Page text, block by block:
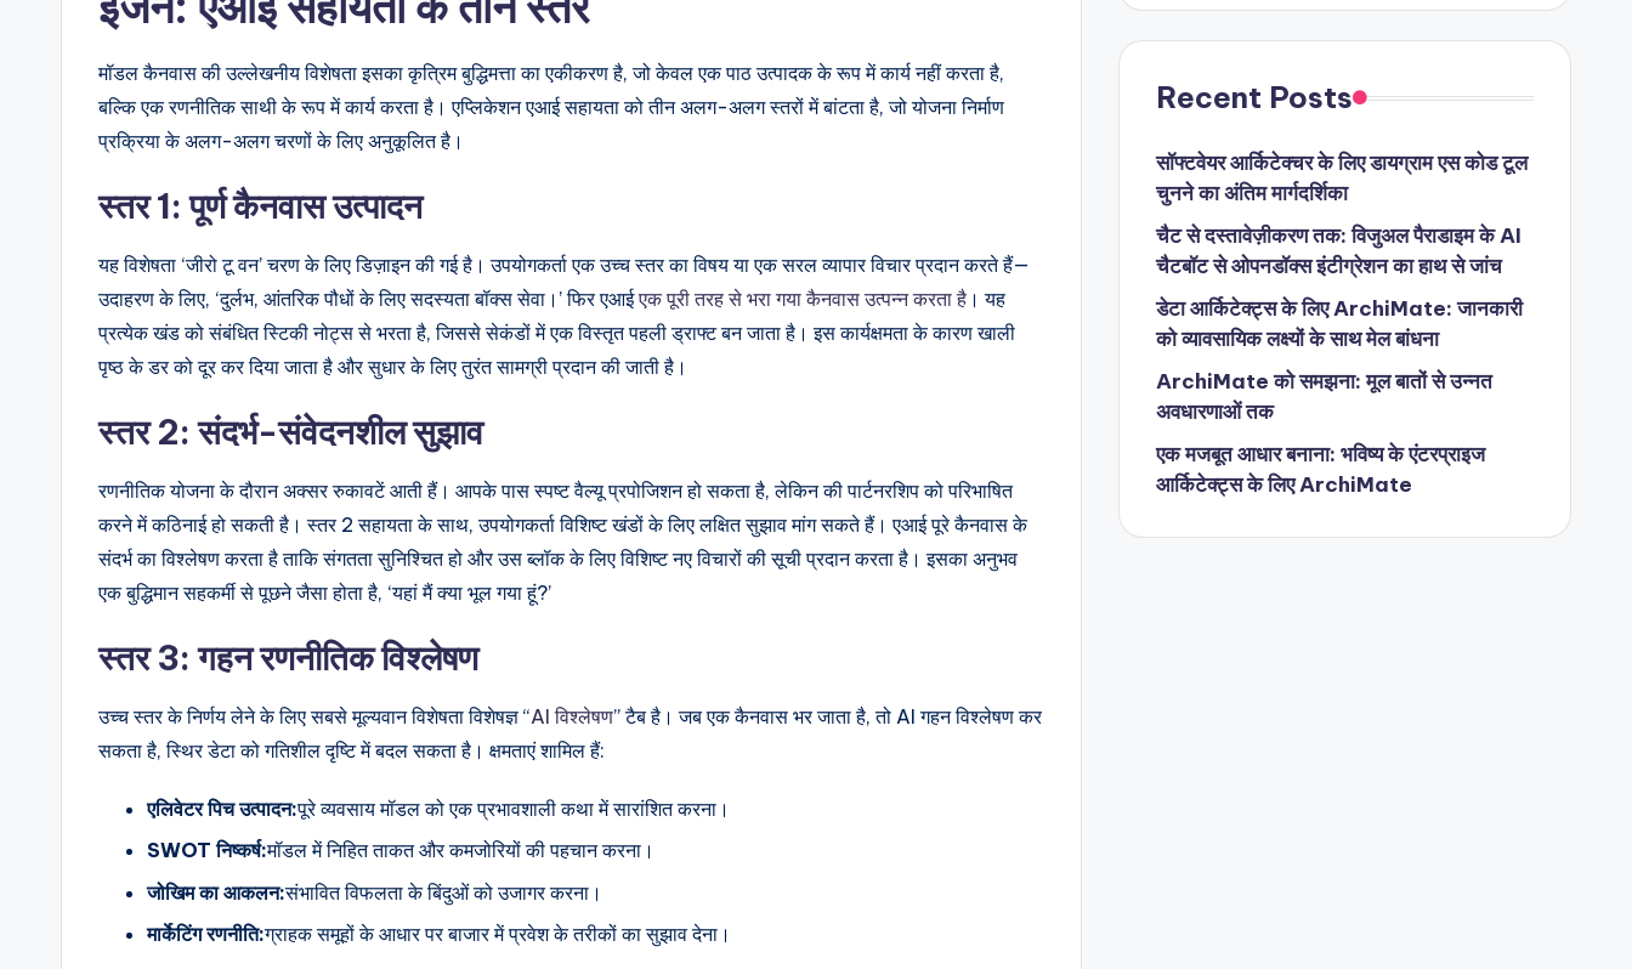
मॉडल कैनवास की उल्लेखनीय विशेषता इसका कृत्रिम बुद्धिमत्ता का एकीकरण है, जो केवल एक पाठ उत्पादक के रूप में कार्य नहीं करता है,
बल्कि एक रणनीतिक साथी के रूप में कार्य करता है। एप्लिकेशन एआई सहायता को तीन अलग-अलग स्तरों में बांटता है, जो योजना निर्माण
प्रक्रिया के अलग-अलग चरणों के लिए अनुकूलित है।
स्तर 1: पूर्ण कैनवास उत्पादन
यह विशेषता ‘जीरो टू वन’ चरण के लिए डिज़ाइन की गई है। उपयोगकर्ता एक उच्च स्तर का विषय या एक सरल व्यापार विचार प्रदान करते हैं—
उदाहरण के लिए, ‘दुर्लभ, आंतरिक पौधों के लिए सदस्यता बॉक्स सेवा।’ फिर एआईएक पूरी तरह से भरा गया कैनवास उत्पन्न करता है । यह
प्रत्येक खंड को संबंधित स्टिकी नोट्स से भरता है, जिससे सेकंडों में एक विस्तृत पहली ड्राफ्ट बन जाता है। इस कार्यक्षमता के कारण खाली
पृष्ठ के डर को दूर कर दिया जाता है और सुधार के लिए तुरंत सामग्री प्रदान की जाती है।
स्तर 2: संदर्भ-संवेदनशील सुझाव
रणनीतिक योजना के दौरान अक्सर रुकावटें आती हैं। आपके पास स्पष्ट वैल्यू प्रपोजिशन हो सकता है, लेकिन की पार्टनरशिप को परिभाषित
करने में कठिनाई हो सकती है। स्तर 2 सहायता के साथ, उपयोगकर्ता विशिष्ट खंडों के लिए लक्षित सुझाव मांग सकते हैं। एआई पूरे कैनवास के
संदर्भ का विश्लेषण करता है ताकि संगतता सुनिश्चित हो और उस ब्लॉक के लिए विशिष्ट नए विचारों की सूची प्रदान करता है। इसका अनुभव
एक बुद्धिमान सहकर्मी से पूछने जैसा होता है, ‘यहां मैं क्या भूल गया हूं?’
स्तर 3: गहन रणनीतिक विश्लेषण
उच्च स्तर के निर्णय लेने के लिए सबसे मूल्यवान विशेषता विशेषज्ञ “AI विश्लेषण” टैब है। जब एक कैनवास भर जाता है, तो AI गहन विश्लेषण कर
सकता है, स्थिर डेटा को गतिशील दृष्टि में बदल सकता है। क्षमताएं शामिल हैं:
एलिवेटर पिच उत्पादन:पूरे व्यवसाय मॉडल को एक प्रभावशाली कथा में सारांशित करना।
SWOT निष्कर्ष:मॉडल में निहित ताकत और कमजोरियों की पहचान करना।
जोखिम का आकलन:संभावित विफलता के बिंदुओं को उजागर करना।
मार्केटिंग रणनीति:ग्राहक समूहों के आधार पर बाजार में प्रवेश के तरीकों का सुझाव देना।
Recent Posts
सॉफ्टवेयर आर्किटेक्चर के लिए डायग्राम एस कोड टूल
चुनने का अंतिम मार्गदर्शिका
चैट से दस्तावेज़ीकरण तक: विजुअल पैराडाइम के AI
चैटबॉट से ओपनडॉक्स इंटीग्रेशन का हाथ से जांच
डेटा आर्किटेक्ट्स के लिए ArchiMate: जानकारी
को व्यावसायिक लक्ष्यों के साथ मेल बांधना
ArchiMate को समझना: मूल बातों से उन्नत
अवधारणाओं तक
एक मजबूत आधार बनाना: भविष्य के एंटरप्राइज
आर्किटेक्ट्स के लिए ArchiMate